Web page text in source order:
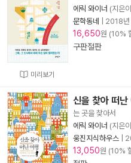
미리보기
에릭 와이너 (지은
문학동네
2018
16,650원 (10%
구판절판
신을 찾아 떠난
는 곳을 찾아서
에릭 와이너 (지은
웅진지식하우스
13,050원 (10%